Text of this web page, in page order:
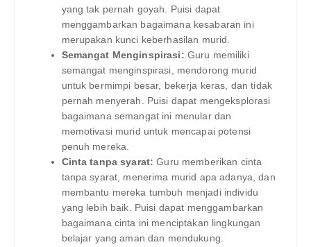
yang tak pernah goyah. Puisi dapat
menggambarkan bagaimana kesabaran ini
merupakan kunci keberhasilan murid.
Semangat Menginspirasi: Guru memiliki
semangat menginspirasi, mendorong murid
untuk bermimpi besar, bekerja keras, dan tidak
pernah menyerah. Puisi dapat mengeksplorasi
bagaimana semangat ini menular dan
memotivasi murid untuk mencapai potensi
penuh mereka.
Cinta tanpa syarat: Guru memberikan cinta
tanpa syarat, menerima murid apa adanya, dan
membantu mereka tumbuh menjadi individu
yang lebih baik. Puisi dapat menggambarkan
bagaimana cinta ini menciptakan lingkungan
belajar yang aman dan mendukung.